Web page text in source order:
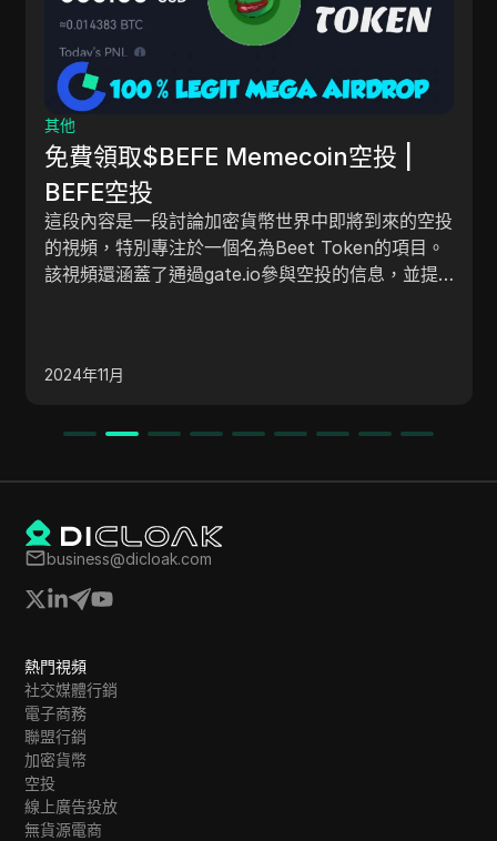
來的空投
項目。
，並提
🤯 PIXELVERSE Airdrop NFT
Process l How To Sell
NFT? Complete Details 🤯
PIXELVERSE的空投NFT索取流
何出售Pixelverse NFT？完整詳
該輸入內容討論了如何索取和販售Pixel Wars
NFT、相關的利潤、索取步驟，以及一個即
的Metaverse項目的詳細資訊，其中包括免
幣。同時還涵蓋了一個名為Calibur的空投活
business@dicloak.com
熱門視頻
社交媒體行銷
電子商務
聯盟行銷
加密貨幣
空投
線上廣告投放
無貨源電商